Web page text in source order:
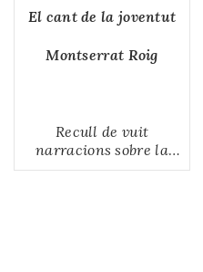
El cant de la joventut
Montserrat Roig
Recull de vuit
narracions sobre la
joventut perduda, el